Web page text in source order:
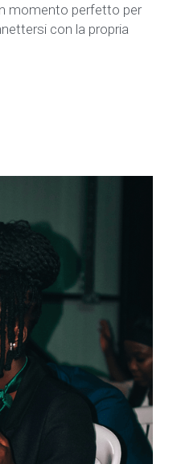
momento perfetto per
con la propria